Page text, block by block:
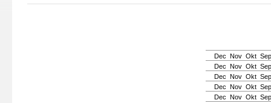
Dec Nov Okt Sep
Dec Nov Okt Sep
Dec Nov Okt Sep
Dec Nov Okt Sep
Dec Nov Okt Sep